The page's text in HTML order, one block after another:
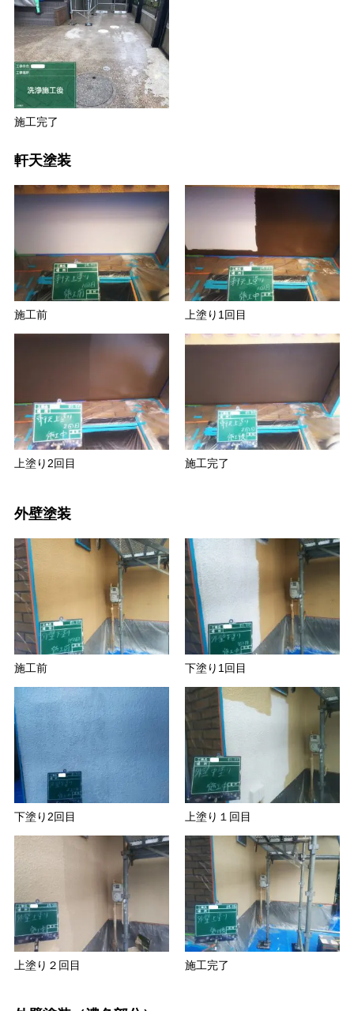
施工完了
軒天塗装
施工前 上塗り1回目
上塗り2回目 施工完了
外壁塗装
施工前 下塗り1回目
下塗り2回目 上塗り１回目
上塗り２回目 施工完了